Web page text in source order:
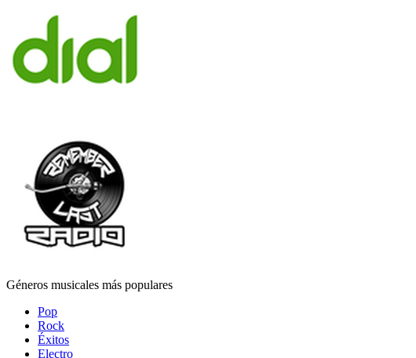
Géneros musicales más populares
Pop
Rock
Éxitos
Electro